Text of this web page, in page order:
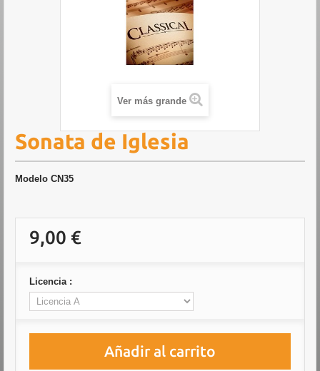
Ver más grande
Sonata de Iglesia
Modelo CN35
9,00 €
Licencia :
Añadir al carrito